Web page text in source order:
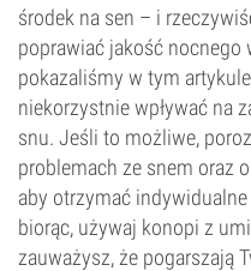
środek na sen – i
poprawiać jakość nocnego
pokazaliśmy w tym
niekorzystnie wpływać na
snu. Jeśli to możliwe,
problemach ze snem oraz
aby otrzymać
biorąc, używaj konopi z
zauważysz, że pogarszają